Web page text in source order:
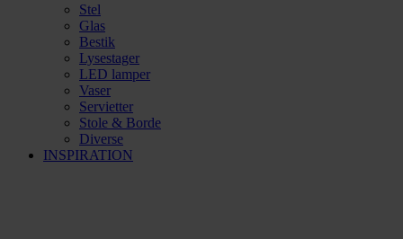
Stel
Glas
Bestik
Lysestager
LED lamper
Vaser
Servietter
Stole & Borde
Diverse
INSPIRATION